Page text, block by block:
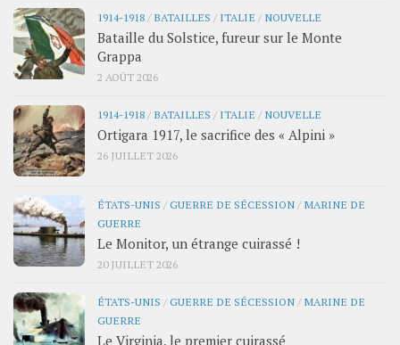
1914-1918/ BATAILLES / ITALIE / NOUVELLE
Bataille du Solstice, fureur sur le Monte
Grappa
2 AOÛT 2026
1914-1918/ BATAILLES / ITALIE / NOUVELLE
Ortigara 1917, le sacrifice des « Alpini »
26 JUILLET 2026
ÉTATS-UNIS /GUERRE DE SÉCESSION/ MARINE DE
GUERRE
Le Monitor, un étrange cuirassé !
20 JUILLET 2026
ÉTATS-UNIS /GUERRE DE SÉCESSION/ MARINE DE
GUERRE
Le Virginia, le premier cuirassé